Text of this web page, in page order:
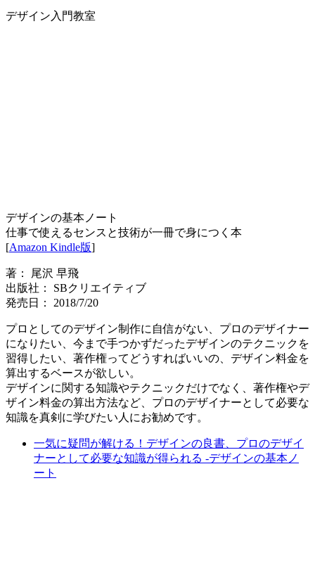
デザイン入門教室
デザインの基本ノート
仕事で使えるセンスと技術が一冊で身につく本
[Amazon Kindle版]
著： 尾沢 早飛
出版社： SBクリエイティブ
発売日： 2018/7/20
プロとしてのデザイン制作に自信がない、プロのデザイナー
になりたい、今まで手つかずだったデザインのテクニックを
習得したい、著作権ってどうすればいいの、デザイン料金を
算出するベースが欲しい。
デザインに関する知識やテクニックだけでなく、著作権やデ
ザイン料金の算出方法など、プロのデザイナーとして必要な
知識を真剣に学びたい人にお勧めです。
一気に疑問が解ける！デザインの良書、プロのデザイ
ナーとして必要な知識が得られる -デザインの基本ノ
ート